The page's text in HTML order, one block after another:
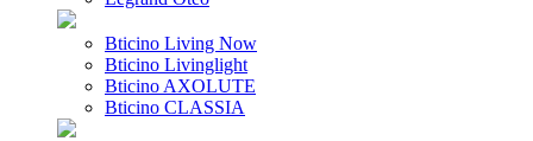
Bticino Living Now
Bticino Livinglight
Bticino AXOLUTE
Bticino CLASSIA